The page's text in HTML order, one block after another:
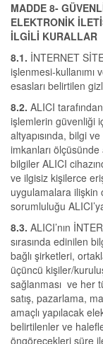
MADDE 8-
ELEKTRONİK
İLGİLİ KURALLAR
8.1. İNTERNET
işlenmesi-kullanımı
esasları belirtilen
8.2. ALICI
işlemlerin güvenliği
altyapısında, bilgi
imkanları ölçüsünde
bilgiler ALICI
ve ilgisiz kişilerce
uygulamalara ilişkin
sorumluluğu
8.3. ALICI’nın
sırasında edinilen
bağlı şirketleri,
üçüncü kişiler/
sağlanması ve her
satış, pazarlama,
amaçlı yapılacak
belirtilenler ve
öngörecekleri süre